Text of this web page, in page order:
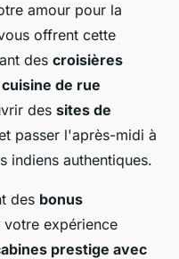
amour pour la
offrent cette
des croisières
de rue
des sites de
passer l'après-midi à
indiens authentiques.
des bonus
votre expérience
prestige avec